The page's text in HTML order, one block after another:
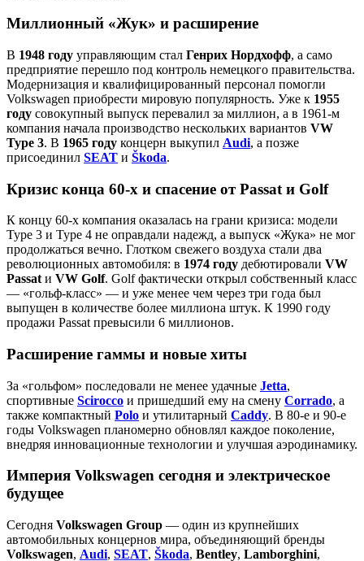
Миллионный «Жук» и расширение
В 1948 году управляющим стал Генрих Нордхофф, а само
предприятие перешло под контроль немецкого правительства.
Модернизация и квалифицированный персонал помогли
Volkswagen приобрести мировую популярность. Уже к 1955
году совокупный выпуск перевалил за миллион, а в 1961‑м
компания начала производство нескольких вариантов VW
Type 3. В 1965 году концерн выкупил Audi, а позже
присоединил SEAT и Škoda.
Кризис конца 60‑х и спасение от Passat и Golf
К концу 60‑х компания оказалась на грани кризиса: модели
Type 3 и Type 4 не оправдали надежд, а выпуск «Жука» не мог
продолжаться вечно. Глотком свежего воздуха стали два
революционных автомобиля: в 1974 году дебютировали VW
Passat и VW Golf. Golf фактически открыл собственный класс
— «гольф‑класс» — и уже менее чем через три года был
выпущен в количестве более миллиона штук. К 1990 году
продажи Passat превысили 6 миллионов.
Расширение гаммы и новые хиты
За «гольфом» последовали не менее удачные Jetta,
спортивные Scirocco и пришедший ему на смену Corrado, а
также компактный Polo и утилитарный Caddy. В 80‑е и 90‑е
годы Volkswagen планомерно обновлял каждое поколение,
внедряя инновационные технологии и улучшая аэродинамику.
Империя Volkswagen сегодня и электрическое
будущее
Сегодня Volkswagen Group — один из крупнейших
автомобильных концернов мира, объединяющий бренды
Volkswagen, Audi, SEAT, Škoda, Bentley, Lamborghini,